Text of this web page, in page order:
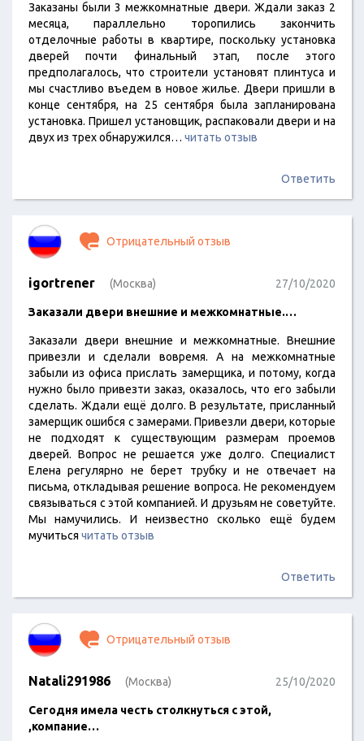
Заказаны были 3 межкомнатные двери. Ждали заказ 2
месяца, параллельно торопились закончить
отделочные работы в квартире, поскольку установка
дверей почти финальный этап, после этого
предполагалось, что строители установят плинтуса и
мы счастливо въедем в новое жилье. Двери пришли в
конце сентября, на 25 сентября была запланирована
установка. Пришел установщик, распаковали двери и на
двух из трех обнаружился… читать отзыв
Ответить
Отрицательный отзыв
igortrener (Москва) 27/10/2020
Заказали двери внешние и межкомнатные.…
Заказали двери внешние и межкомнатные. Внешние
привезли и сделали вовремя. А на межкомнатные
забыли из офиса прислать замерщика, и потому, когда
нужно было привезти заказ, оказалось, что его забыли
сделать. Ждали ещё долго. В результате, присланный
замерщик ошибся с замерами. Привезли двери, которые
не подходят к существующим размерам проемов
дверей. Вопрос не решается уже долго. Специалист
Елена регулярно не берет трубку и не отвечает на
письма, откладывая решение вопроса. Не рекомендуем
связываться с этой компанией. И друзьям не советуйте.
Мы намучились. И неизвестно сколько ещё будем
мучиться читать отзыв
Ответить
Отрицательный отзыв
Natali291986 (Москва) 25/10/2020
Сегодня имела честь столкнуться с этой,
,компание…